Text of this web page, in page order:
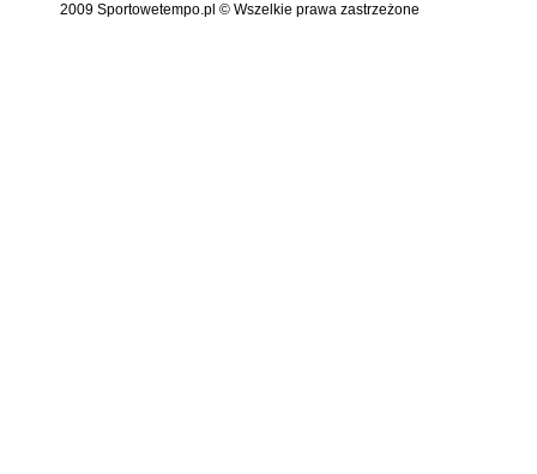
2009 Sportowetempo.pl © Wszelkie prawa zastrzeżone